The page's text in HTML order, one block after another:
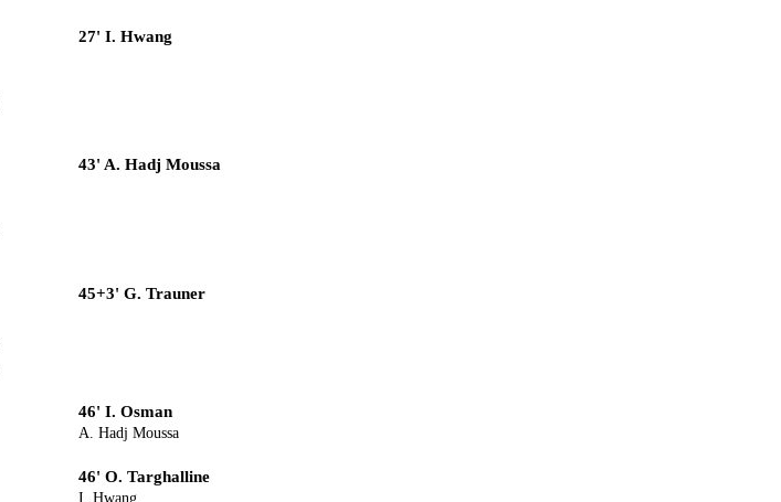
27' I. Hwang
43' A. Hadj Moussa
45+3' G. Trauner
46' I. Osman
A. Hadj Moussa
46' O. Targhalline
I. Hwang